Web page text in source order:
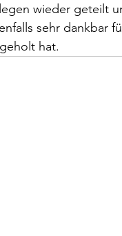
wieder geteilt
sehr dankbar
hat.